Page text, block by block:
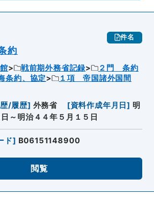
件名
約
戦前期外務省記録
２門 条約
条約、協定
１項 帝国諸外国間
/履歴] 外務省 [資料作成年月日] 明
～明治４４年５月１５日
ド] B06151148900
閲覧